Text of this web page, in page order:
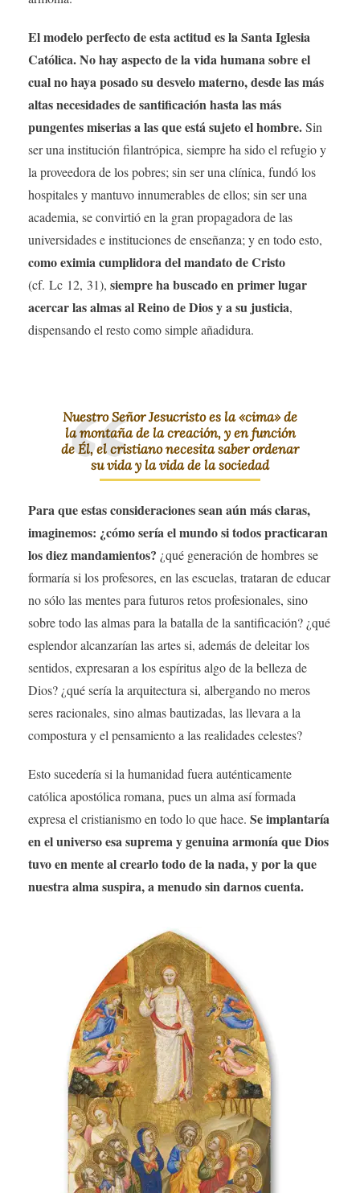
El modelo perfecto de esta actitud es la Santa Iglesia
Católica. No hay aspecto de la vida humana sobre el
cual no haya posado su desvelo materno, desde las más
altas necesidades de santificación hasta las más
pungentes miserias a las que está sujeto el hombre.Sin
ser una institución filantrópica, siempre ha sido el refugio y
la proveedora de los pobres; sin ser una clínica, fundó los
hospitales y mantuvo innumerables de ellos; sin ser una
academia, se convirtió en la gran propagadora de las
universidades e instituciones de enseñanza; y en todo esto,
como eximia cumplidora del mandato de Cristo
(cf. Lc 12, 31), siempre ha buscado en primer lugar
acercar las almas al Reino de Dios y a su justicia,
dispensando el resto como simple añadidura.
Nuestro Señor Jesucristo es la «cima» de
la montaña de la creación, y en función
de Él, el cristiano necesita saber ordenar
su vida y la vida de la sociedad
Para que estas consideraciones sean aún más claras,
imaginemos: ¿cómo sería el mundo si todos practicaran
los diez mandamientos? ¿qué generación de hombres se
formaría si los profesores, en las escuelas, trataran de educar
no sólo las mentes para futuros retos profesionales, sino
sobre todo las almas para la batalla de la santificación? ¿qué
esplendor alcanzarían las artes si, además de deleitar los
sentidos, expresaran a los espíritus algo de la belleza de
Dios? ¿qué sería la arquitectura si, albergando no meros
seres racionales, sino almas bautizadas, las llevara a la
compostura y el pensamiento a las realidades celestes?
Esto sucedería si la humanidad fuera auténticamente
católica apostólica romana, pues un alma así formada
expresa el cristianismo en todo lo que hace. Se implantaría
en el universo esa suprema y genuina armonía que Dios
tuvo en mente al crearlo todo de la nada, y por la que
nuestra alma suspira, a menudo sin darnos cuenta.